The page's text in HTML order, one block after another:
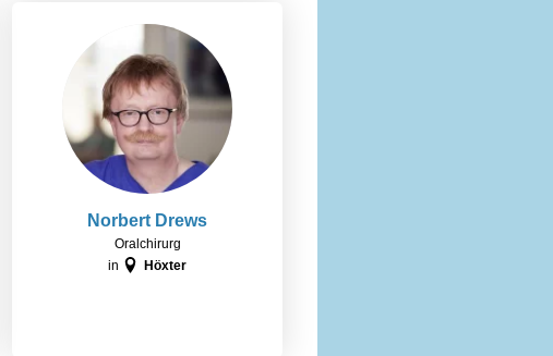
Norbert Drews
Oralchirurg
in
Höxter